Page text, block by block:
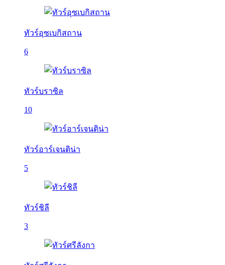
ทัวร์อุซเบกิสถาน
6
ทัวร์บราซิล
10
ทัวร์อาร์เจนติน่า
5
ทัวร์ชิลี
3